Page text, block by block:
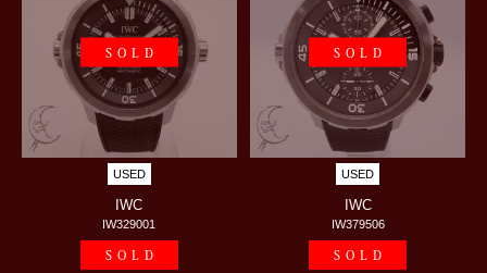
SOLD
USED
IWC
IW329001
SOLD
SOLD
USED
IWC
IW379506
SOLD